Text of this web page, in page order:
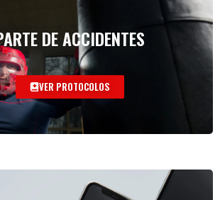
DE ACCIDENTES
VER PROTOCOLOS